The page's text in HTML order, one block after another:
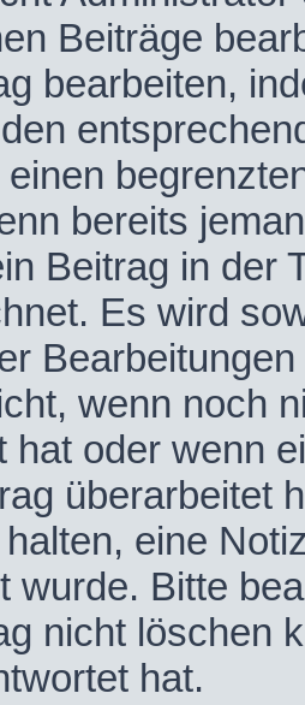
Beiträge
bearbeiten,
bereits
Beitrag in der
Es wird
wenn noch
hat oder wenn
überarbeitet
eine
wurde. Bitte
nicht löschen
hat.